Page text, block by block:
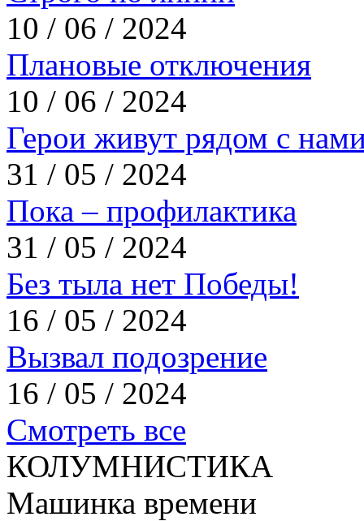
10 / 06 / 2024
Плановые отключения
10 / 06 / 2024
Герои живут рядом с
31 / 05 / 2024
Пока – профилактика
31 / 05 / 2024
Без тыла нет Победы!
16 / 05 / 2024
Вызвал подозрение
16 / 05 / 2024
Смотреть все
КОЛУМНИСТИКА
Машинка времени